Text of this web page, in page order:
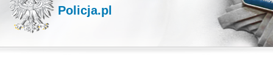
Policja.pl